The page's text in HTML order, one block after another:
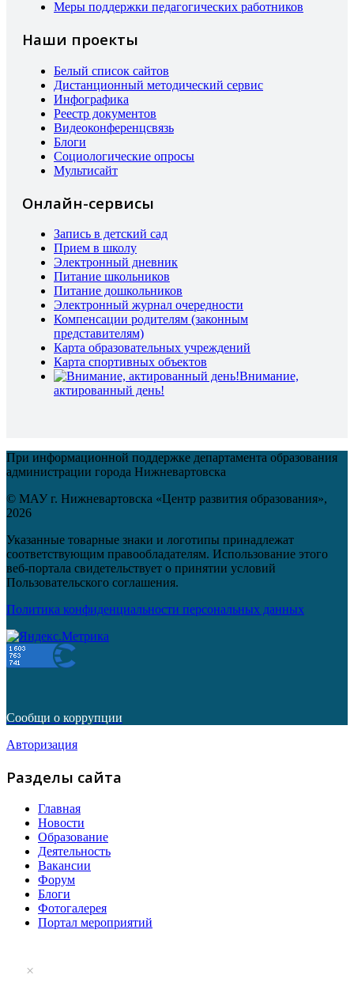
Меры поддержки педагогических работников
Наши проекты
Белый список сайтов
Дистанционный методический сервис
Инфографика
Реестр документов
Видеоконференцсвязь
Блоги
Социологические опросы
Мультисайт
Онлайн-сервисы
Запись в детский сад
Прием в школу
Электронный дневник
Питание школьников
Питание дошкольников
Электронный журнал очередности
Компенсации родителям (законным
представителям)
Карта образовательных учреждений
Карта спортивных объектов
Внимание,
актированный день!
При информационной поддержке департамента образования
администрации города Нижневартовска
© МАУ г. Нижневартовска «Центр развития образования»,
2026
Указанные товарные знаки и логотипы принадлежат
соответствующим правообладателям. Использование этого
веб-портала свидетельствует о принятии условий
Пользовательского соглашения.
Политика конфиденциальности персональных данных
Сообщи о коррупции
Авторизация
Разделы сайта
Главная
Новости
Образование
Деятельность
Вакансии
Форум
Блоги
Фотогалерея
Портал мероприятий
×